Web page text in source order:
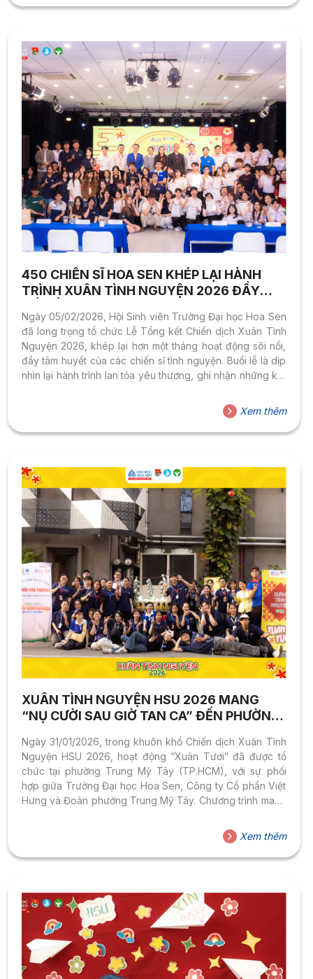
ứng nhiệt tình và lan tỏa rộng rãi tại hai...
450 CHIẾN SĨ HOA SEN KHÉP LẠI HÀNH
TRÌNH XUÂN TÌNH NGUYỆN 2026 ĐẦY
Ngày 05/02/2026, Hội Sinh viên Trường Đại học Hoa Sen
đã long trọng tổ chức Lễ Tổng kết Chiến dịch Xuân Tình
Nguyện 2026, khép lại hơn một tháng hoạt động sôi nổi,
đầy tâm huyết của các chiến sĩ tình nguyện. Buổi lễ là dịp
nhìn lại hành trình lan tỏa yêu thương, ghi nhận những kết
góp tích cực cho chiến dịch năm nay. Dấu ấn từ 6 đội hình
– Lan tỏa yêu thương đến cộng đồng Chiến dịch Xuân
Tình Nguyện 2026 được...
Xem thêm
XUÂN TÌNH NGUYỆN HSU 2026 MANG
“NỤ CƯỜI SAU GIỜ TAN CA” ĐẾN PHƯỜNG
Ngày 31/01/2026, trong khuôn khổ Chiến dịch Xuân Tình
Nguyện HSU 2026, hoạt động “Xuân Tươi” đã được tổ
chức tại phường Trung Mỹ Tây (TP.HCM), với sự phối
hợp giữa Trường Đại học Hoa Sen, Công ty Cổ phần Việt
Hưng và Đoàn phường Trung Mỹ Tây. Chương trình mang
nhân có hoàn cảnh khó khăn trên địa bàn. Thông qua
các gian hàng trò chơi dân gian, mâm cơm ngày Tết thân
tình và những phần quà thiết thực như dầu ăn, nước
Xem thêm